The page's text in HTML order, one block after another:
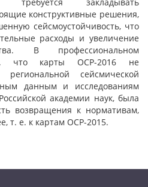
конструктивные решения,
сейсмоустойчивость, что
расходы и увеличение
В профессиональном
что карты ОСР-2016 не
региональной сейсмической
данным и исследованиям
академии наук, была
возвращения к нормативам,
т. е. к картам ОСР-2015.